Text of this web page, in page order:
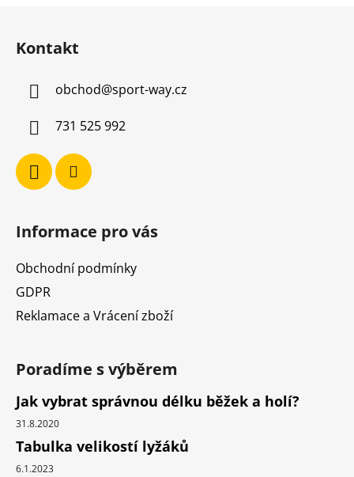
v
Kontakt
obchod@sport-way.cz
731 525 992
Informace pro vás
Obchodní podmínky
GDPR
Reklamace a Vrácení zboží
Poradíme s výběrem
Jak vybrat správnou délku běžek a holí?
31.8.2020
Tabulka velikostí lyžáků
6.1.2023